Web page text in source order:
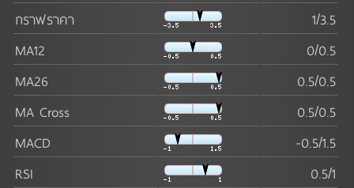
กราฟราคา
1/3.5
MA12
0/0.5
MA26
0.5/0.5
MA Cross
0.5/0.5
MACD
-0.5/1.5
RSI
0.5/1